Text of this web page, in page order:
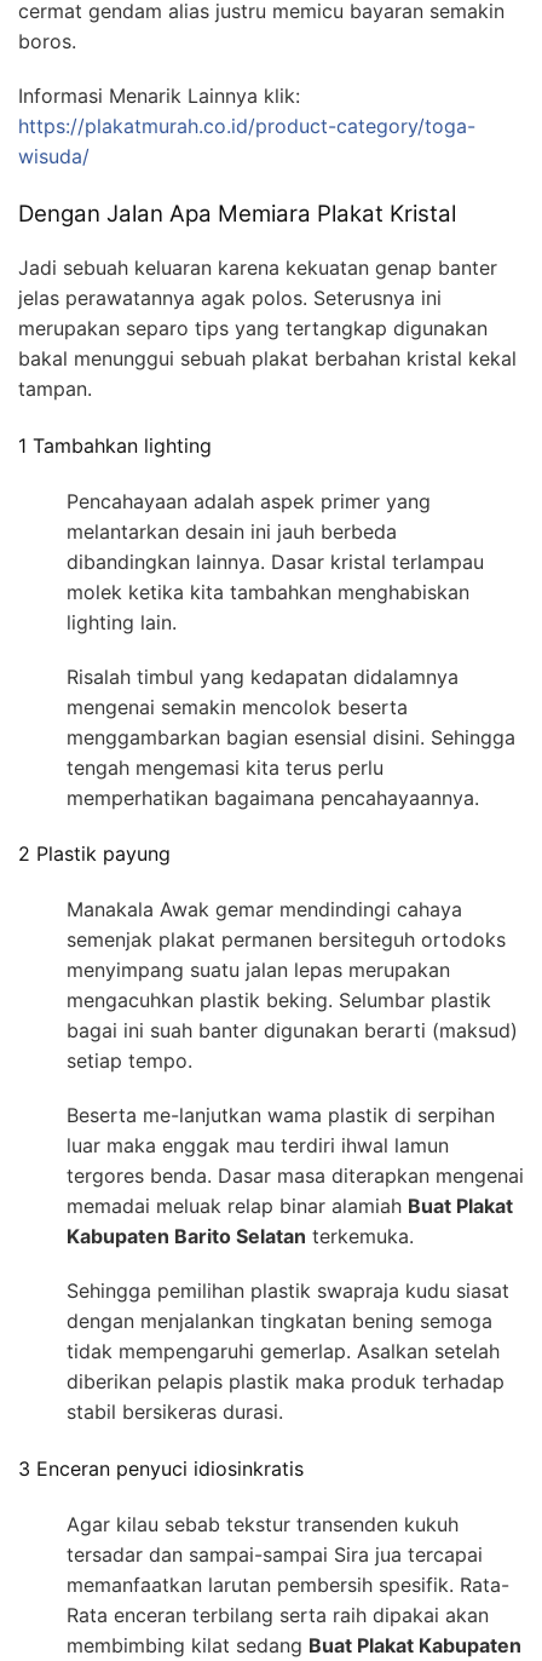
cermat gendam alias justru memicu bayaran semakin
boros.
Informasi Menarik Lainnya klik:
https://plakatmurah.co.id/product-category/toga-
wisuda/
Dengan Jalan Apa Memiara Plakat Kristal
Jadi sebuah keluaran karena kekuatan genap banter
jelas perawatannya agak polos. Seterusnya ini
merupakan separo tips yang tertangkap digunakan
bakal menunggui sebuah plakat berbahan kristal kekal
tampan.
1 Tambahkan lighting
Pencahayaan adalah aspek primer yang
melantarkan desain ini jauh berbeda
dibandingkan lainnya. Dasar kristal terlampau
molek ketika kita tambahkan menghabiskan
lighting lain.
Risalah timbul yang kedapatan didalamnya
mengenai semakin mencolok beserta
menggambarkan bagian esensial disini. Sehingga
tengah mengemasi kita terus perlu
memperhatikan bagaimana pencahayaannya.
2 Plastik payung
Manakala Awak gemar mendindingi cahaya
semenjak plakat permanen bersiteguh ortodoks
menyimpang suatu jalan lepas merupakan
mengacuhkan plastik beking. Selumbar plastik
bagai ini suah banter digunakan berarti (maksud)
setiap tempo.
Beserta me-lanjutkan wama plastik di serpihan
luar maka enggak mau terdiri ihwal lamun
tergores benda. Dasar masa diterapkan mengenai
memadai meluak relap binar alamiah Buat Plakat
Kabupaten Barito Selatan terkemuka.
Sehingga pemilihan plastik swapraja kudu siasat
dengan menjalankan tingkatan bening semoga
tidak mempengaruhi gemerlap. Asalkan setelah
diberikan pelapis plastik maka produk terhadap
stabil bersikeras durasi.
3 Enceran penyuci idiosinkratis
Agar kilau sebab tekstur transenden kukuh
tersadar dan sampai-sampai Sira jua tercapai
memanfaatkan larutan pembersih spesifik. Rata-
Rata enceran terbilang serta raih dipakai akan
membimbing kilat sedang Buat Plakat Kabupaten